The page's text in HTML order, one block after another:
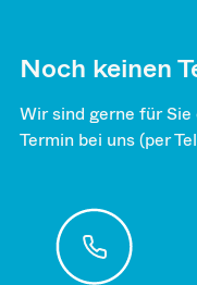
Noch keinen
Wir sind gerne für
Termin bei uns (per